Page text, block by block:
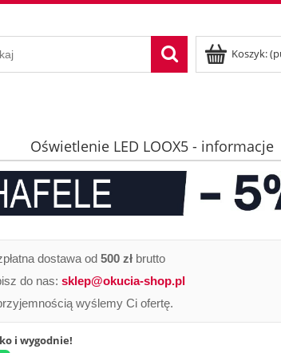
Koszyk:
Oświetlenie LED LOOX5 - informacje
dostawa od 500 złbrutto
do nas: sklep@okucia-shop.pl
wyślemy Ci ofertę.
i wygodnie!